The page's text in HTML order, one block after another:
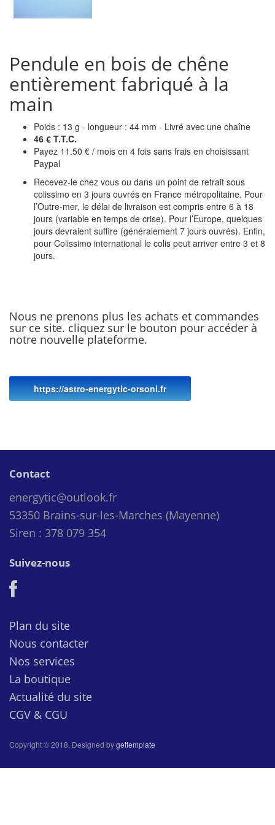
Pendule en bois de chêne
entièrement fabriqué à la
main
Poids : 13 g - longueur : 44 mm - Livré avec une chaîne
46 € T.T.C.
Payez 11.50 € / mois en 4 fois sans frais en choisissant
Paypal
Recevez-le chez vous ou dans un point de retrait sous
colissimo en 3 jours ouvrés en France métropolitaine. Pour
l’Outre-mer, le délai de livraison est compris entre 6 à 18
jours (variable en temps de crise). Pour l’Europe, quelques
jours devraient suffire (généralement 7 jours ouvrés). Enfin,
pour Colissimo international le colis peut arriver entre 3 et 8
jours.
Nous ne prenons plus les achats et commandes
sur ce site. cliquez sur le bouton pour accéder à
notre nouvelle plateforme.
https://astro-energytic-orsoni.fr
Contact
energytic@outlook.fr
53350 Brains-sur-les-Marches (Mayenne)
Siren : 378 079 354
Suivez-nous
Plan du site
Nous contacter
Nos services
La boutique
Actualité du site
CGV & CGU
Copyright © 2018. Designed bygettemplate